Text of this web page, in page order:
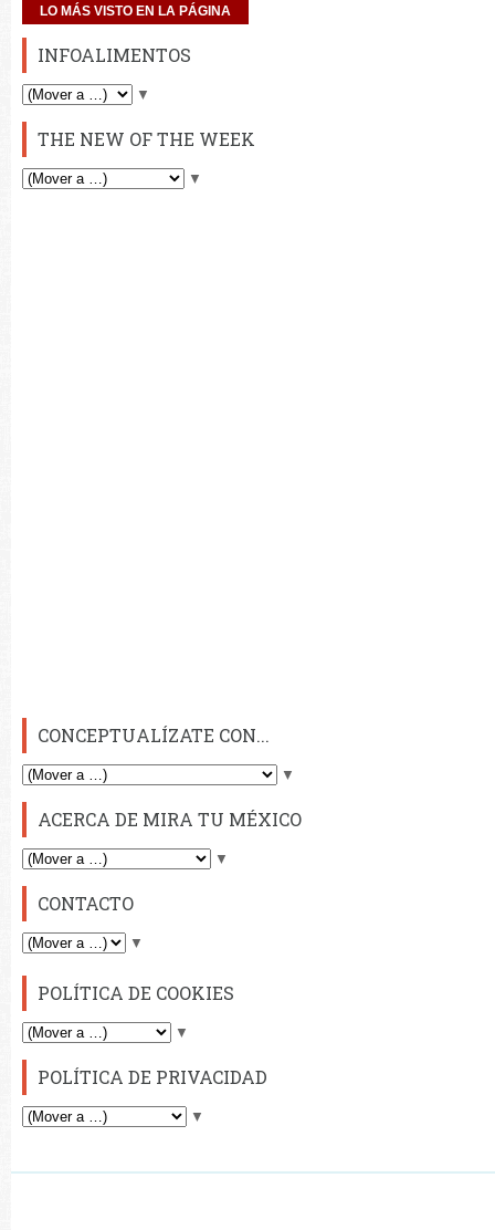
LO MÁS VISTO EN LA PÁGINA
INFOALIMENTOS
▼
THE NEW OF THE WEEK
▼
CONCEPTUALÍZATE CON...
▼
ACERCA DE MIRA TU MÉXICO
▼
CONTACTO
▼
POLÍTICA DE COOKIES
▼
POLÍTICA DE PRIVACIDAD
▼